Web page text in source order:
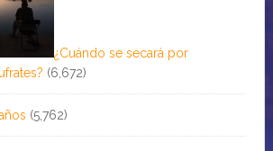
¿Cuándo se secará por
(6,672)
(5,762)